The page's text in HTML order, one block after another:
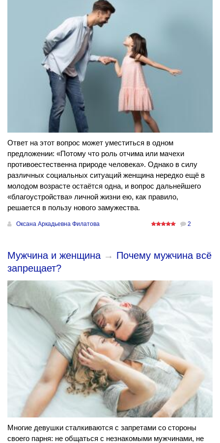
Ответ на этот вопрос может уместиться в одном
предложении: «Потому что роль отчима или мачехи
противоестественна природе человека». Однако в силу
различных социальных ситуаций женщина нередко ещё в
молодом возрасте остаётся одна, и вопрос дальнейшего
«благоустройства» личной жизни ею, как правило,
решается в пользу нового замужества.
Оксана Аркадьевна Филатова 2
Мужчина и женщина → Почему мужчина всё
запрещает?
Многие девушки сталкиваются с запретами со стороны
своего парня: не общаться с незнакомыми мужчинами, не